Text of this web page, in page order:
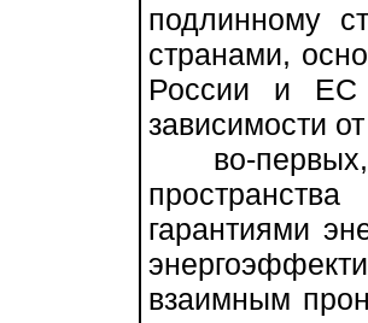
подлинному
странами,
России и ЕС
зависимости
во-первых,
гарантиями
взаимным